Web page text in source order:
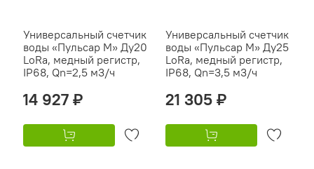
Универсальный счетчик
воды «Пульсар М» Ду20
LoRa, медный регистр,
IP68, Qn=2,5 м3/ч
14 927 ₽
Универсальный счетчик
воды «Пульсар М» Ду25
LoRa, медный регистр,
IP68, Qn=3,5 м3/ч
21 305 ₽